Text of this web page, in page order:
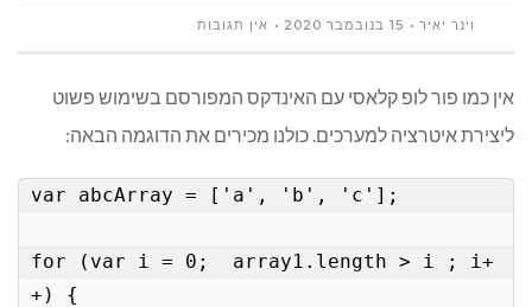
וינר יאיר 15 בנובמבר 2020 אין תגובות
אין כמו פור לופ קלאסי עם האינדקס המפורסם בשימוש פשוט
ליצירת איטרציה למערכים. כולנו מכירים את הדוגמה הבאה:
var abcArray = ['a', 'b', 'c'];
for (var i = 0;  array1.length > i ; i+
+) {